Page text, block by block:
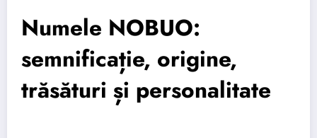
Numele NOBUO:
semnificație, origine,
trăsături și personalitate